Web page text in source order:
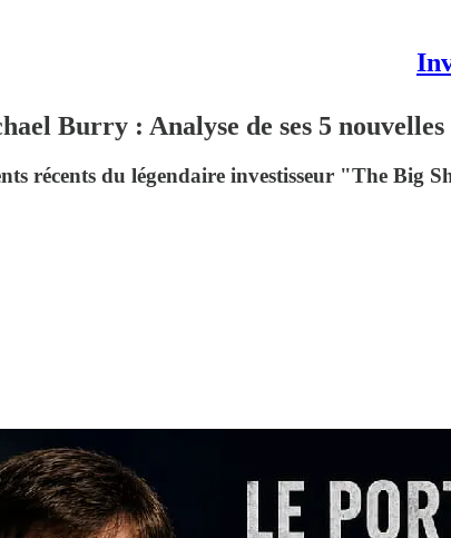
Burry : Analyse de ses 5
récents du légendaire investisseur "The Big